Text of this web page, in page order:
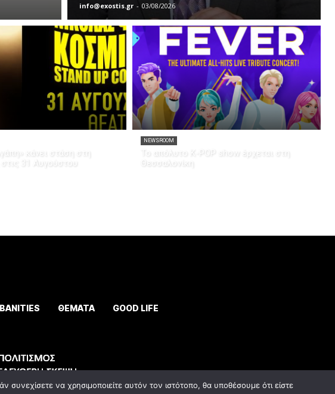
info@exostis.gr - 03/08/2026
κάνει στάση στη
31 Αυγούστου
NEWSROOM
Το απόλυτο K-POP show έρχεται στη
Θεσσαλονίκη
ΘΕΜΑΤΑ GOOD LIFE
να χρησιμοποιείτε αυτόν τον ιστότοπο, θα υποθέσουμε ότι είστε